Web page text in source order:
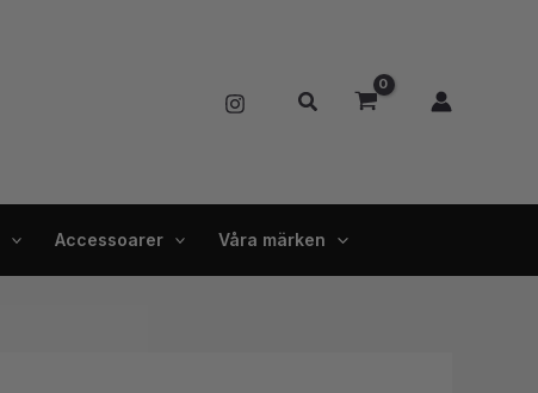
Sök
Accessoarer Våra märken